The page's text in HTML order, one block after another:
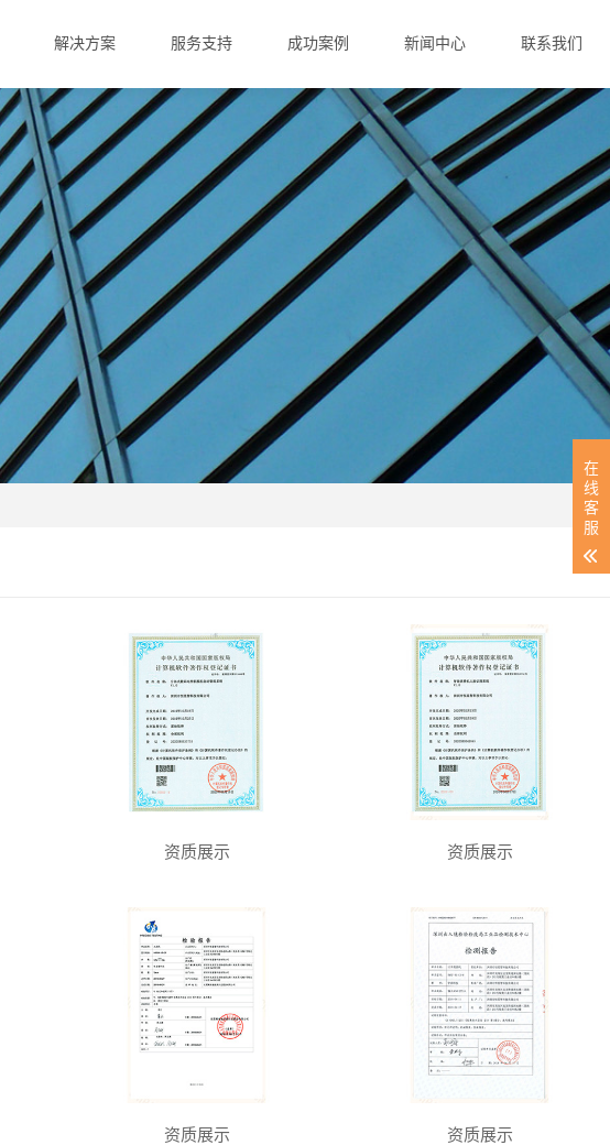
解决方案 服务支持 成功案例 新闻中心 联系我们
资质展示 资质展示
资质展示 资质展示
在
线
客
服